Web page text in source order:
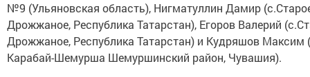
№9 (Ульяновская область), Нигматуллин Дамир
Дрожжаное, Республика Татарстан), Егоров Валерий
Дрожжаное, Республика Татарстан) и Кудряшов Максим
Карабай-Шемурша Шемуршинский район, Чувашия).